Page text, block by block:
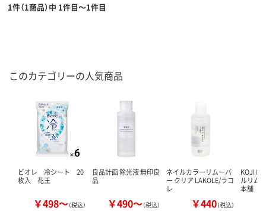
1件（1商品）中 1件目～1件目
このカテゴリーの人気商品
ビオレ 冷シート 20
枚入 花王
￥498～（税込）
良品計画 除光液 無印良
品
￥490～（税込）
ネイルカラーリムーバ
ー クリア LAKOLE/ラコ
レ
￥440（税込）
KOJI（
ルリム
本舗